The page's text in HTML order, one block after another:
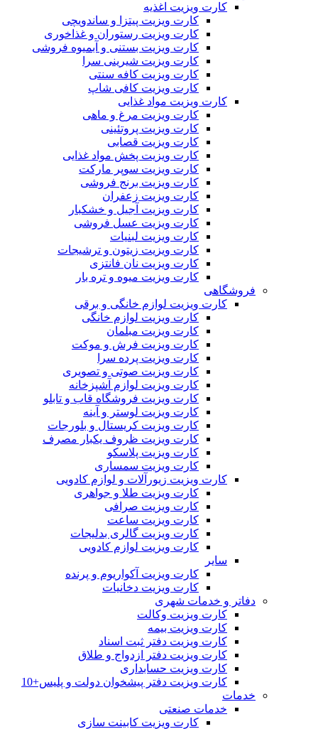
کارت ویزیت اغذیه
کارت ویزیت پیتزا و ساندویچی
کارت ویزیت رستوران و غذاخوری
کارت ویزیت بستنی و آبمیوه فروشی
کارت ویزیت شیرینی سرا
کارت ویزیت کافه سنتی
کارت ویزیت کافی شاپ
کارت ویزیت مواد غذایی
کارت ویزیت مرغ و ماهی
کارت ویزیت پروتئینی
کارت ویزیت قصابی
کارت ویزیت پخش مواد غذایی
کارت ویزیت سوپر مارکت
کارت ویزیت برنج فروشی
کارت ویزیت زعفران
کارت ویزیت آجیل و خشکبار
کارت ویزیت عسل فروشی
کارت ویزیت لبنیات
کارت ویزیت زیتون و ترشیجات
کارت ویزیت نان فانتزی
کارت ویزیت میوه و تره بار
فروشگاهی
کارت ویزیت لوازم خانگی و برقی
کارت ویزیت لوازم خانگی
کارت ویزیت مبلمان
کارت ویزیت فرش و موکت
کارت ویزیت پرده سرا
کارت ویزیت صوتی و تصویری
کارت ویزیت لوازم آشپزخانه
کارت ویزیت فروشگاه قاب و تابلو
کارت ویزیت لوستر و آینه
کارت ویزیت کریستال و بلورجات
کارت ویزیت ظروف یکبار مصرف
کارت ویزیت پلاسکو
کارت ویزیت سمساری
کارت ویزیت زیورآلات و لوازم کادویی
کارت ویزیت طلا و جواهری
کارت ویزیت صرافی
کارت ویزیت ساعت
کارت ویزیت گالری بدلیجات
کارت ویزیت لوازم کادویی
سایر
کارت ویزیت آکواریوم و پرنده
کارت ویزیت دخانیات
دفاتر و خدمات شهری
کارت ویزیت وکالت
کارت ویزیت بیمه
کارت ویزیت دفتر ثبت اسناد
کارت ویزیت دفتر ازدواج و طلاق
کارت ویزیت حسابداری
کارت ویزیت دفتر پیشخوان دولت و پلیس+10
خدمات
خدمات صنعتی
کارت ویزیت کابینت سازی